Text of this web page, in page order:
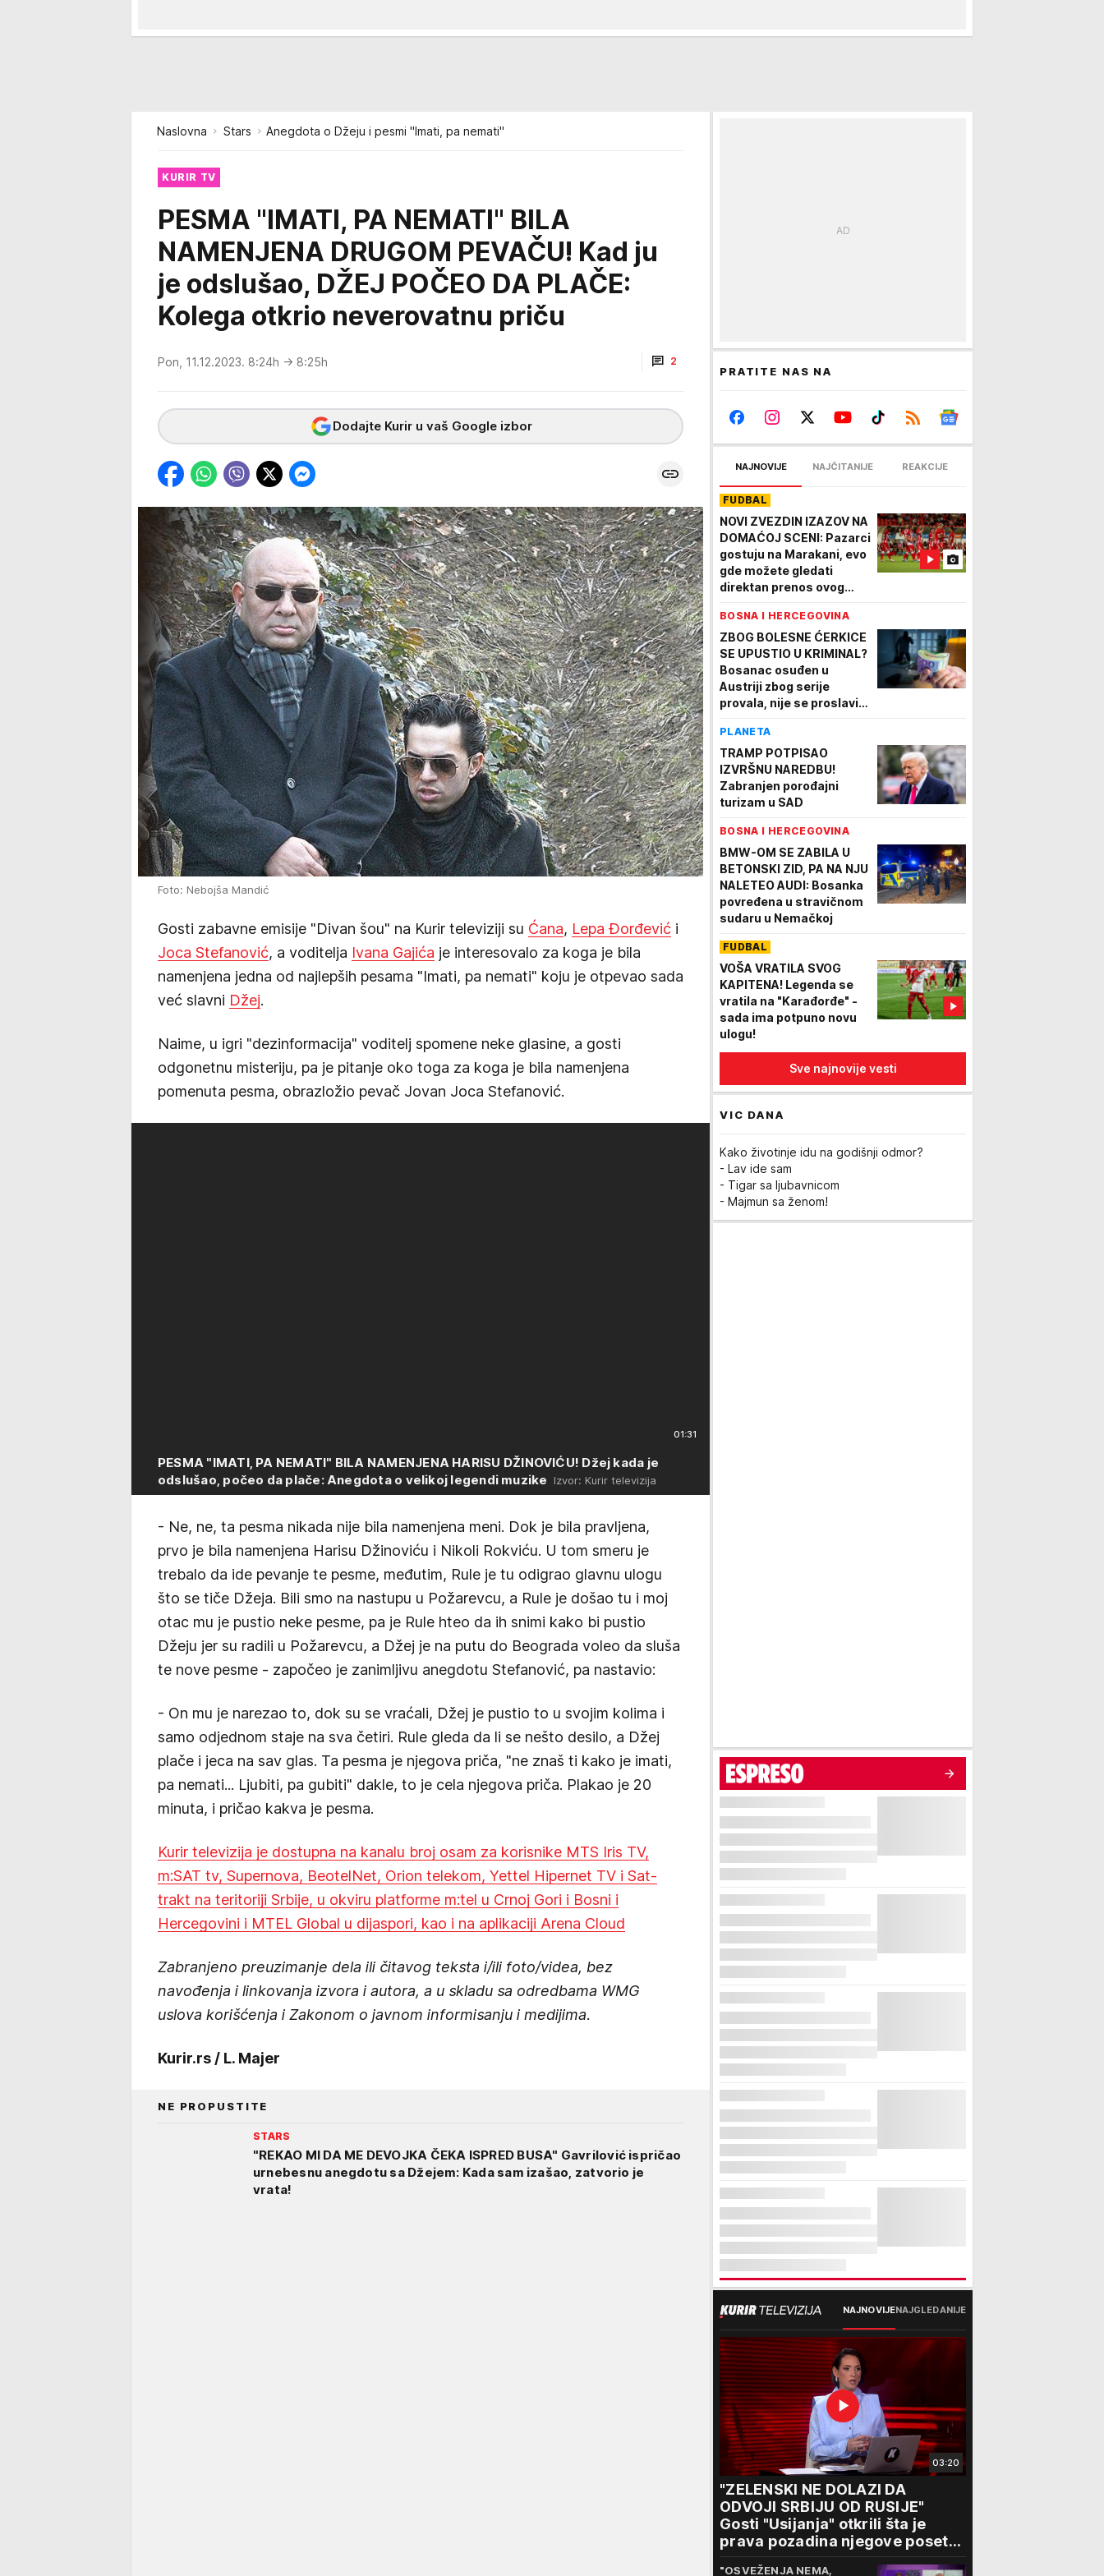
Naslovna Stars Anegdota o Džeju i pesmi "Imati, pa nemati"
KURIR TV
PESMA "IMATI, PA NEMATI" BILA
NAMENJENA DRUGOM PEVAČU! Kad ju
je odslušao, DŽEJ POČEO DA PLAČE:
Kolega otkrio neverovatnu priču
Pon, 11.12.2023. 8:24h → 8:25h 2
Dodajte Kurir u vaš Google izbor
Foto: Nebojša Mandić
Gosti zabavne emisije "Divan šou" na Kurir televiziji su Ćana, Lepa Đorđević i
Joca Stefanović, a voditelja Ivana Gajića je interesovalo za koga je bila
namenjena jedna od najlepših pesama "Imati, pa nemati" koju je otpevao sada
već slavni Džej.
Naime, u igri "dezinformacija" voditelj spomene neke glasine, a gosti
odgonetnu misteriju, pa je pitanje oko toga za koga je bila namenjena
pomenuta pesma, obrazložio pevač Jovan Joca Stefanović.
01:31
PESMA "IMATI, PA NEMATI" BILA NAMENJENA HARISU DŽINOVIĆU! Džej kada je
odslušao, počeo da plače: Anegdota o velikoj legendi muzike Izvor: Kurir televizija
- Ne, ne, ta pesma nikada nije bila namenjena meni. Dok je bila pravljena,
prvo je bila namenjena Harisu Džinoviću i Nikoli Rokviću. U tom smeru je
trebalo da ide pevanje te pesme, međutim, Rule je tu odigrao glavnu ulogu
što se tiče Džeja. Bili smo na nastupu u Požarevcu, a Rule je došao tu i moj
otac mu je pustio neke pesme, pa je Rule hteo da ih snimi kako bi pustio
Džeju jer su radili u Požarevcu, a Džej je na putu do Beograda voleo da sluša
te nove pesme - započeo je zanimljivu anegdotu Stefanović, pa nastavio:
- On mu je narezao to, dok su se vraćali, Džej je pustio to u svojim kolima i
samo odjednom staje na sva četiri. Rule gleda da li se nešto desilo, a Džej
plače i jeca na sav glas. Ta pesma je njegova priča, "ne znaš ti kako je imati,
pa nemati... Ljubiti, pa gubiti" dakle, to je cela njegova priča. Plakao je 20
minuta, i pričao kakva je pesma.
Kurir televizija je dostupna na kanalu broj osam za korisnike MTS Iris TV,
m:SAT tv, Supernova, BeotelNet, Orion telekom, Yettel Hipernet TV i Sat-
trakt na teritoriji Srbije, u okviru platforme m:tel u Crnoj Gori i Bosni i
Hercegovini i MTEL Global u dijaspori, kao i na aplikaciji Arena Cloud
Zabranjeno preuzimanje dela ili čitavog teksta i/ili foto/videa, bez
navođenja i linkovanja izvora i autora, a u skladu sa odredbama WMG
uslova korišćenja i Zakonom o javnom informisanju i medijima.
Kurir.rs / L. Majer
NE PROPUSTITE
STARS
"REKAO MI DA ME DEVOJKA ČEKA ISPRED BUSA" Gavrilović ispričao
urnebesnu anegdotu sa Džejem: Kada sam izašao, zatvorio je
vrata!
PRATITE NAS NA
NAJNOVIJE NAJČITANIJE REAKCIJE
FUDBAL
NOVI ZVEZDIN IZAZOV NA
DOMAĆOJ SCENI: Pazarci
gostuju na Marakani, evo
gde možete gledati
direktan prenos ovog
BOSNA I HERCEGOVINA
ZBOG BOLESNE ĆERKICE
SE UPUSTIO U KRIMINAL?
Bosanac osuđen u
Austriji zbog serije
provala, nije se proslavio
PLANETA
TRAMP POTPISAO
IZVRŠNU NAREDBU!
Zabranjen porođajni
turizam u SAD
BOSNA I HERCEGOVINA
BMW-OM SE ZABILA U
BETONSKI ZID, PA NA NJU
NALETEO AUDI: Bosanka
povređena u stravičnom
sudaru u Nemačkoj
FUDBAL
VOŠA VRATILA SVOG
KAPITENA! Legenda se
vratila na "Karađorđe" -
sada ima potpuno novu
ulogu!
Sve najnovije vesti
VIC DANA
Kako životinje idu na godišnji odmor?
- Lav ide sam
- Tigar sa ljubavnicom
- Majmun sa ženom!
NAJNOVIJENAJGLEDANIJE
03:20
"ZELENSKI NE DOLAZI DA
ODVOJI SRBIJU OD RUSIJE"
Gosti "Usijanja" otkrili šta je
prava pozadina njegove posete
Beogradu
"OSVEŽENJA NEMA,